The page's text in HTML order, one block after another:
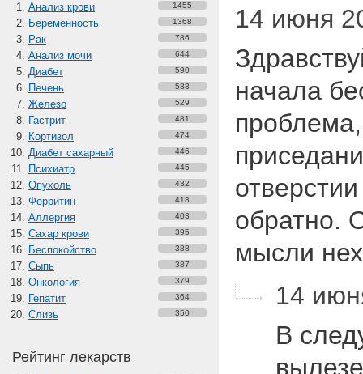
Анализ крови 1455
Беременность 1368
Рак 786
Анализ мочи 644
Диабет 590
Печень 533
Железо 529
Гастрит 481
Кортизол 474
Диабет сахарный 446
Психиатр 445
Опухоль 432
Ферритин 418
Аллергия 403
Сахар крови 395
Беспокойство 388
Сыпь 387
Онкология 379
Гепатит 364
Слизь 350
Рейтинг лекарств
14 июня
начала
обратно.
мысли
14
В